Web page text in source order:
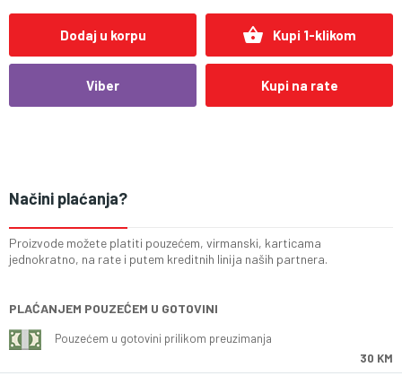
Dodaj u korpu shopping_basket Kupi 1-klikom
Viber Kupi na rate
Načini plaćanja?
Proizvode možete platiti pouzećem, virmanski, karticama
jednokratno, na rate i putem kreditnih linija naših partnera.
PLAĆANJEM POUZEĆEM U GOTOVINI
Pouzećem u gotovini prilikom preuzimanja
30 KM